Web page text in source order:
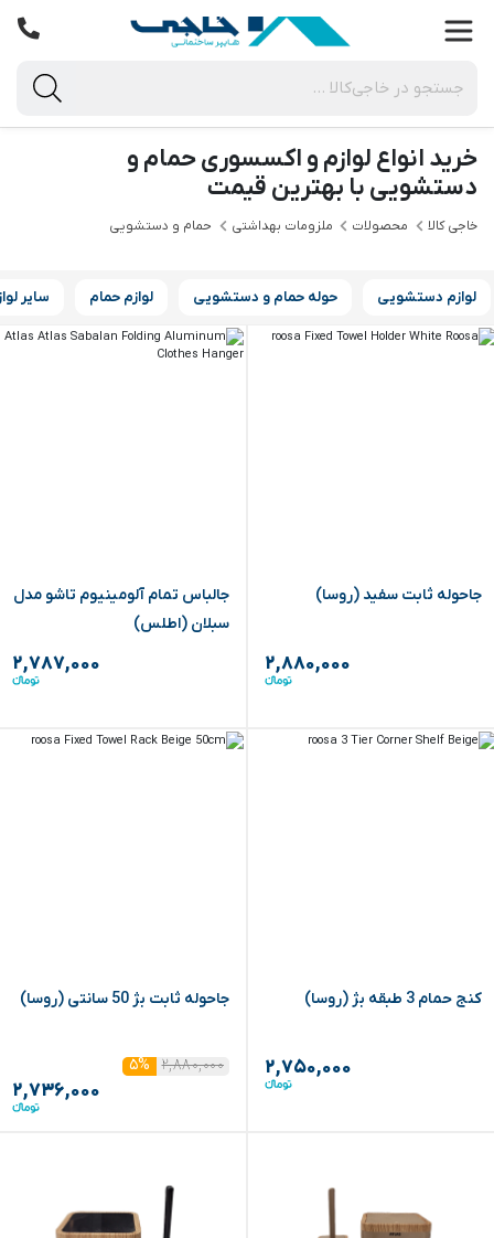
خرید انواع لوازم و اکسسوری حمام و
دستشویی با بهترین قیمت
خاجی‌ کالا محصولات ملزومات بهداشتی حمام و دستشویی
لوازم دستشویی حوله حمام و دستشویی لوازم حمام سایر
جاحوله ثابت سفید (روسا)
۲,۸۸۰,۰۰۰
جالباس تمام آلومینیوم تاشو مدل
سبلان (اطلس)
۲,۷۸۷,۰۰۰
کنج حمام 3 طبقه بژ (روسا)
۲,۷۵۰,۰۰۰
جاحوله ثابت بژ 50 سانتی (روسا)
۲,۸۸۰,۰۰۰ ۵%
۲,۷۳۶,۰۰۰